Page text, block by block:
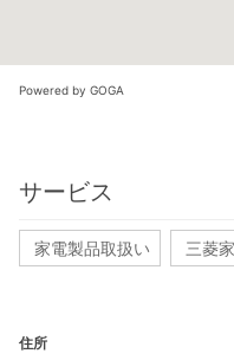
Powered by GOGA
サービス
家電製品取扱い 三菱
住所